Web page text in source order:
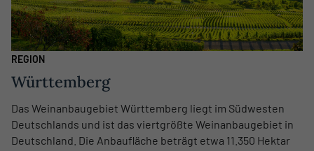
REGION
Württemberg
Das Weinanbaugebiet Württemberg liegt im Südwesten
Deutschlands und ist das viertgrößte Weinanbaugebiet in
Deutschland. Die Anbaufläche beträgt etwa 11.350 Hektar